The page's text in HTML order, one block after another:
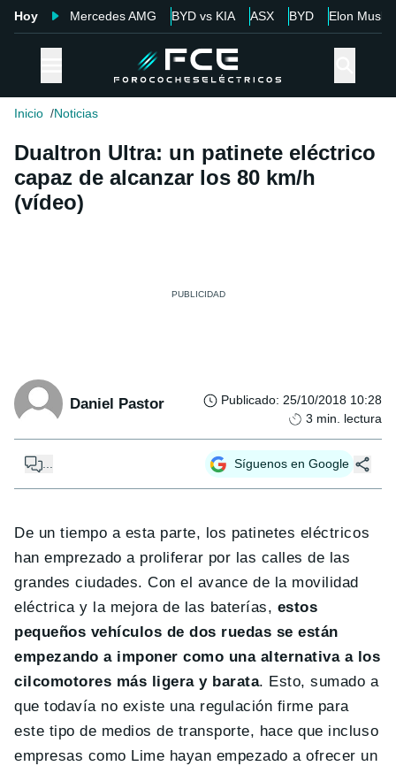
Hoy Mercedes AMG BYD vs KIA ASX BYD Elon Musk
Inicio Noticias
Dualtron Ultra: un patinete eléctrico
capaz de alcanzar los 80 km/h
(vídeo)
Daniel Pastor Publicado: 25/10/2018 10:28
3 min. lectura
... Síguenos en Google
De un tiempo a esta parte, los patinetes eléctricos
han emprezado a proliferar por las calles de las
grandes ciudades. Con el avance de la movilidad
eléctrica y la mejora de las baterías, estos
pequeños vehículos de dos ruedas se están
empezando a imponer como una alternativa a los
cilcomotores más ligera y barata. Esto, sumado a
que todavía no existe una regulación firme para
este tipo de medios de transporte, hace que incluso
empresas como Lime hayan empezado a ofrecer un